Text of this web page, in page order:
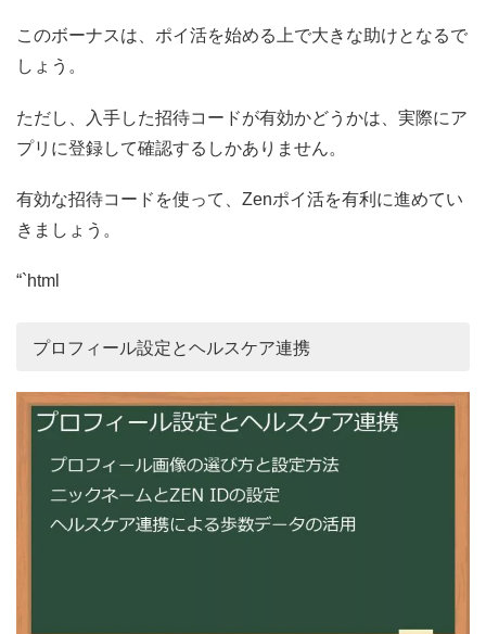
このボーナスは、ポイ活を始める上で大きな助けとなるで
しょう。
ただし、入手した招待コードが有効かどうかは、実際にア
プリに登録して確認するしかありません。
有効な招待コードを使って、Zenポイ活を有利に進めてい
きましょう。
“`html
プロフィール設定とヘルスケア連携